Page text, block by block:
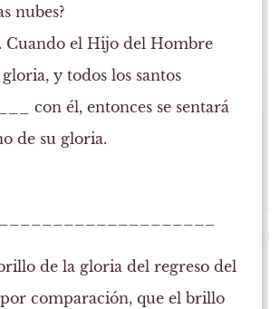
nubes?
Cuando el Hijo del Hombre
y todos los santos
con él, entonces se sentará
de su gloria.
____________________
de la gloria del regreso del
comparación, que el brillo